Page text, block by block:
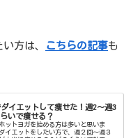
方は、 こちらの記事も
イエットして痩せた！週2～週3
いで痩せる？
ットヨガを始める方は多いと思いま
イエットをしたい方で、週２回～週３